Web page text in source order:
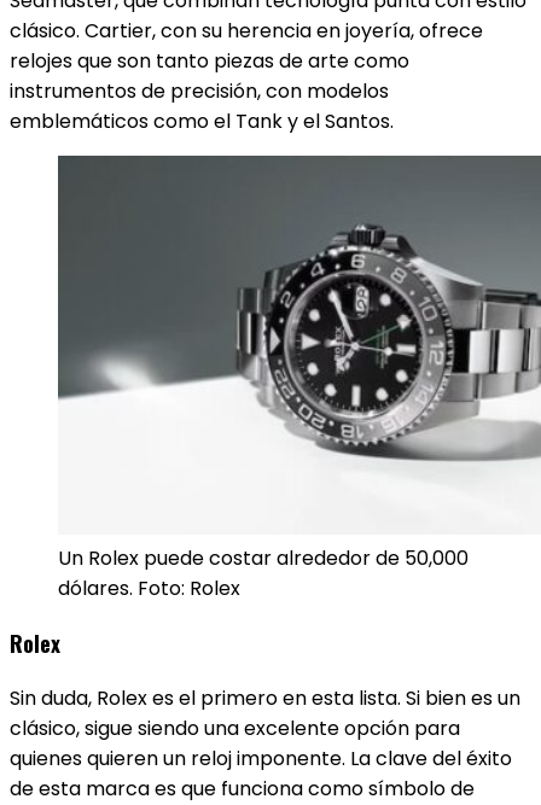
clásico. Cartier, con su herencia en joyería, ofrece
relojes que son tanto piezas de arte como
instrumentos de precisión, con modelos
emblemáticos como el Tank y el Santos.
Un Rolex puede costar alrededor de 50,000
dólares. Foto: Rolex
Rolex
Sin duda, Rolex es el primero en esta lista. Si bien es un
clásico, sigue siendo una excelente opción para
quienes quieren un reloj imponente. La clave del éxito
de esta marca es que funciona como símbolo de